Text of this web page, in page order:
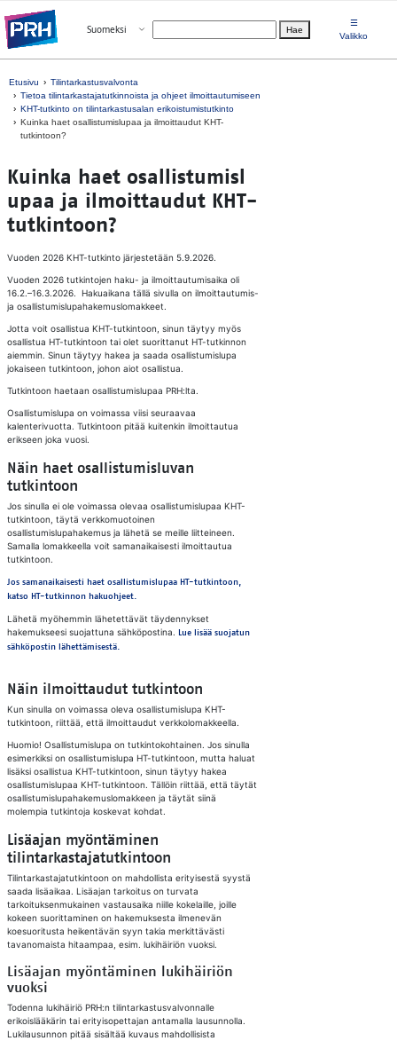
Valitse kieli
Suomeksi Avaa valikko Hae
☰
Valikko
Etusivu
Tilintarkastusvalvonta
Tietoa tilintarkastajatutkinnoista ja ohjeet ilmoittautumiseen
KHT-tutkinto on tilintarkastusalan erikoistumistutkinto
Kuinka haet osallistumislupaa ja ilmoittaudut KHT-
tutkintoon?
Kuin­ka haet osal­lis­tu­mis­l
u­paa ja il­moit­tau­dut KHT-
tut­kin­toon?
Vuoden 2026 KHT-tutkinto järjestetään 5.9.2026.
Vuoden 2026 tutkintojen haku- ja ilmoittautumisaika oli
16.2.–16.3.2026. Hakuaikana tällä sivulla on ilmoittautumis-
ja osallistumislupahakemuslomakkeet.
Jotta voit osallistua KHT-tutkintoon, sinun täytyy myös
osallistua HT-tutkintoon tai olet suorittanut HT-tutkinnon
aiemmin. Sinun täytyy hakea ja saada osallistumislupa
jokaiseen tutkintoon, johon aiot osallistua.
Tutkintoon haetaan osallistumislupaa PRH:lta.
Osallistumislupa on voimassa viisi seuraavaa
kalenterivuotta. Tutkintoon pitää kuitenkin ilmoittautua
erikseen joka vuosi.
Näin haet osallistumisluvan
tutkintoon
Jos sinulla ei ole voimassa olevaa osallistumislupaa KHT-
tutkintoon, täytä verkkomuotoinen
osallistumislupahakemus ja lähetä se meille liitteineen.
Samalla lomakkeella voit samanaikaisesti ilmoittautua
tutkintoon.
Jos samanaikaisesti haet osallistumislupaa HT-tutkintoon,
katso HT-tutkinnon hakuohjeet.
Lähetä myöhemmin lähetettävät täydennykset
hakemukseesi suojattuna sähköpostina. Lue lisää suojatun
sähköpostin lähettämisestä.
Näin ilmoittaudut tutkintoon
Kun sinulla on voimassa oleva osallistumislupa KHT-
tutkintoon, riittää, että ilmoittaudut verkkolomakkeella.
Huomio! Osallistumislupa on tutkintokohtainen. Jos sinulla
esimerkiksi on osallistumislupa HT-tutkintoon, mutta haluat
lisäksi osallistua KHT-tutkintoon, sinun täytyy hakea
osallistumislupaa KHT-tutkintoon. Tällöin riittää, että täytät
osallistumislupahakemuslomakkeen ja täytät siinä
molempia tutkintoja koskevat kohdat.
Lisäajan myöntäminen
tilintarkastajatutkintoon
Tilintarkastajatutkintoon on mahdollista erityisestä syystä
saada lisäaikaa. Lisäajan tarkoitus on turvata
tarkoituksenmukainen vastausaika niille kokelaille, joille
kokeen suorittaminen on hakemuksesta ilmenevän
koesuoritusta heikentävän syyn takia merkittävästi
tavanomaista hitaampaa, esim. lukihäiriön vuoksi.
Lisäajan myöntäminen lukihäiriön
vuoksi
Todenna lukihäiriö PRH:n tilintarkastusvalvonnalle
erikoislääkärin tai erityisopettajan antamalla lausunnolla.
Lukilausunnon pitää sisältää kuvaus mahdollisista